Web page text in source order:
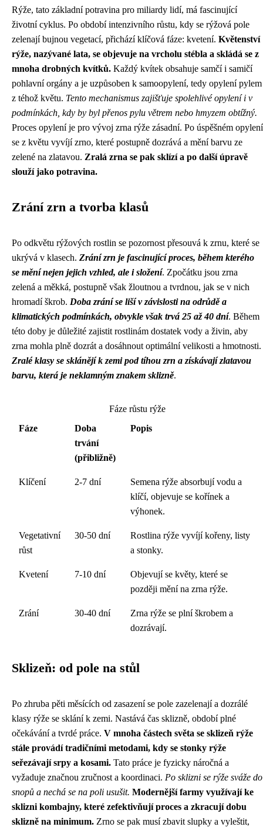
Rýže, tato základní potravina pro miliardy lidí, má fascinující
životní cyklus. Po období intenzivního růstu, kdy se rýžová pole
zelenají bujnou vegetací, přichází klíčová fáze: kvetení. Květenství
rýže, nazývané lata, se objevuje na vrcholu stébla a skládá se z
mnoha drobných kvítků. Každý kvítek obsahuje samčí i samičí
pohlavní orgány a je uzpůsoben k samoopylení, tedy opylení pylem
z téhož květu. Tento mechanismus zajišťuje spolehlivé opylení i v
podmínkách, kdy by byl přenos pylu větrem nebo hmyzem obtížný.
Proces opylení je pro vývoj zrna rýže zásadní. Po úspěšném opylení
se z květu vyvíjí zrno, které postupně dozrává a mění barvu ze
zelené na zlatavou. Zralá zrna se pak sklízí a po další úpravě
slouží jako potravina.
Zrání zrn a tvorba klasů
Po odkvětu rýžových rostlin se pozornost přesouvá k zrnu, které se
ukrývá v klasech. Zrání zrn je fascinující proces, během kterého
se mění nejen jejich vzhled, ale i složení. Zpočátku jsou zrna
zelená a měkká, postupně však žloutnou a tvrdnou, jak se v nich
hromadí škrob. Doba zrání se liší v závislosti na odrůdě a
klimatických podmínkách, obvykle však trvá 25 až 40 dní. Během
této doby je důležité zajistit rostlinám dostatek vody a živin, aby
zrna mohla plně dozrát a dosáhnout optimální velikosti a hmotnosti.
Zralé klasy se sklánějí k zemi pod tíhou zrn a získávají zlatavou
barvu, která je neklamným znakem sklizně.
Fáze růstu rýže
Fáze
Doba
trvání
(přibližně)
Popis
Klíčení 2-7 dní
Semena rýže absorbují vodu a
klíčí, objevuje se kořínek a
výhonek.
Vegetativní
růst
30-50 dní
Rostlina rýže vyvíjí kořeny, listy
a stonky.
Kvetení 7-10 dní
Objevují se květy, které se
později mění na zrna rýže.
Zrání 30-40 dní
Zrna rýže se plní škrobem a
dozrávají.
Sklizeň: od pole na stůl
Po zhruba pěti měsících od zasazení se pole zazelenají a dozrálé
klasy rýže se sklání k zemi. Nastává čas sklizně, období plné
očekávání a tvrdé práce. V mnoha částech světa se sklizeň rýže
stále provádí tradičními metodami, kdy se stonky rýže
seřezávají srpy a kosami. Tato práce je fyzicky náročná a
vyžaduje značnou zručnost a koordinaci. Po sklizni se rýže sváže do
snopů a nechá se na poli usušit. Modernější farmy využívají ke
sklizni kombajny, které zefektivňují proces a zkracují dobu
sklizně na minimum. Zrno se pak musí zbavit slupky a vyleštit,